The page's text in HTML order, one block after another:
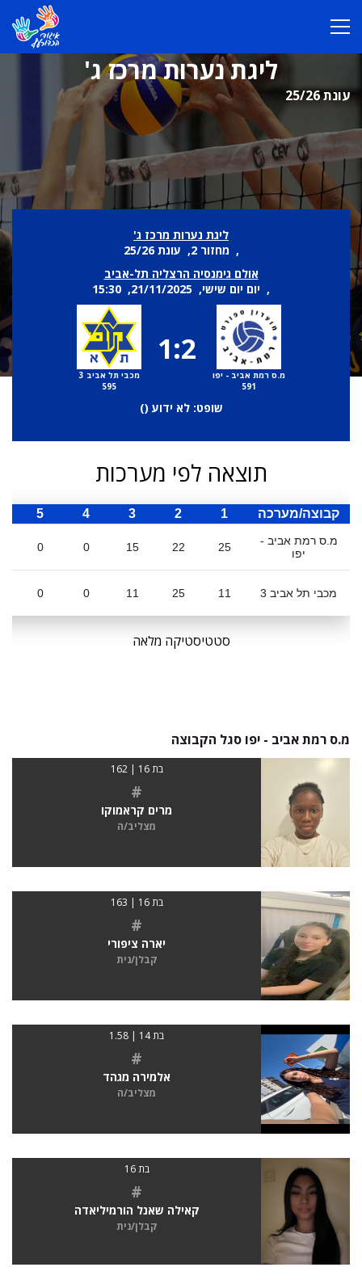
ליגת נערות מרכז ג'
עונת 25/26
ליגת נערות מרכז ג'
, מחזור 2, עונת 25/26
אולם גימנסיה הרצליה תל-אביב
, יום יום שישי, 21/11/2025, 15:30
מ.ס רמת אביב - יפו
591
1:2
מכבי תל אביב 3
595
שופט: לא ידוע ()
תוצאה לפי מערכות
קבוצה/מערכה 1
2
3
4
5
מ.ס רמת אביב -
יפו
25
22
15
0
0
מכבי תל אביב 3 11
25
11
0
0
סטטיסטיקה מלאה
מ.ס רמת אביב - יפו סגל הקבוצה
בת 16 | 162
#
מרים קראמוקו
מצליב/ה
בת 16 | 163
#
יארה ציפורי
קבלן/נית
בת 14 | 1.58
#
אלמירה מגהד
מצליב/ה
בת 16
#
קאילה שאנל הורמיליאדה
קבלן/נית